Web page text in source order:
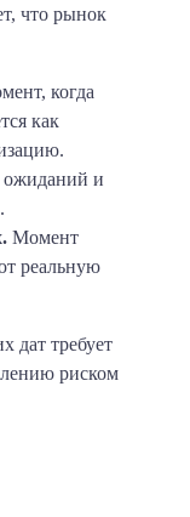
что рынок
когда
как
и
Момент
реальную
дат требует
риском